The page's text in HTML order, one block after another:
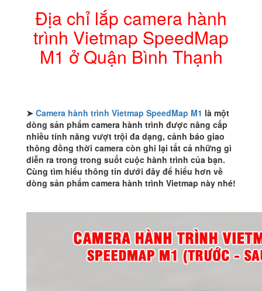
Bình
Thạnh
Địa chỉ lắp camera hành
trình Vietmap SpeedMap
M1 ở Quận Bình Thạnh
➤ Camera hành trình Vietmap SpeedMap M1 là một
dòng sản phẩm camera hành trình được nâng cấp
nhiều tính năng vượt trội đa dạng, cảnh báo giao
thông đồng thời camera còn ghi lại tất cả những gì
diễn ra trong trong suốt cuộc hành trình của bạn.
Cùng tìm hiểu thông tin dưới đây để hiểu hơn về
dòng sản phẩm camera hành trình Vietmap này nhé!